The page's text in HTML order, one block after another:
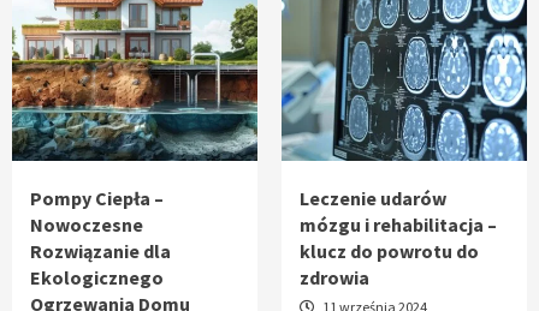
Pompy Ciepła –
Nowoczesne
Rozwiązanie dla
Ekologicznego
Ogrzewania Domu
Leczenie udarów
mózgu i rehabilitacja –
klucz do powrotu do
zdrowia
11 września 2024